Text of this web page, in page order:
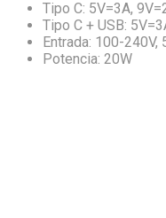
Tipo C: 5V=3A,
Tipo C + USB:
Entrada: 100-
Potencia: 20W